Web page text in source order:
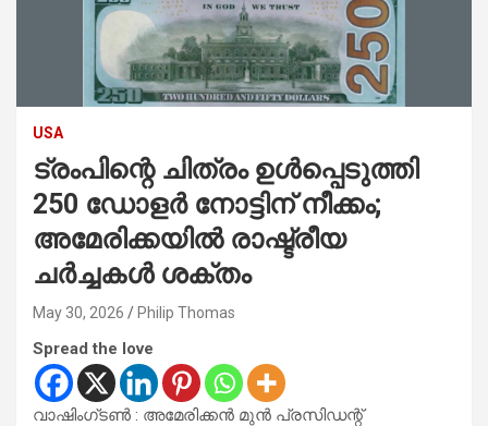
USA
ട്രംപിന്റെ ചിത്രം ഉൾപ്പെടുത്തി
250 ഡോളർ നോട്ടിന് നീക്കം;
അമേരിക്കയിൽ രാഷ്ട്രീയ
ചർച്ചകൾ ശക്തം
May 30, 2026 Philip Thomas
Spread the love
വാഷിംഗ്‌ടൺ : അമേരിക്കൻ മുൻ പ്രസിഡന്റ്